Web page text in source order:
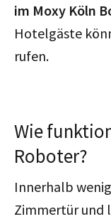
im Moxy Köln
Hotelgäste
rufen.
Wie
Roboter?
Innerhalb
Zimmertür und